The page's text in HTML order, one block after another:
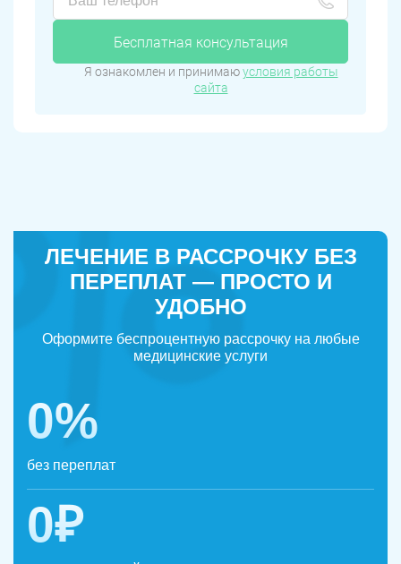
Бесплатная консультация
Я ознакомлен и принимаюусловия работы
сайта
ЛЕЧЕНИЕ В РАССРОЧКУ БЕЗ
ПЕРЕПЛАТ — ПРОСТО И
УДОБНО
Оформите беспроцентную рассрочку на любые
медицинские услуги
0%
без переплат
0₽